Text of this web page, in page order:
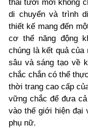
thái tươi mới không
di chuyển và trình
thiết kế mang đến
cơ thể năng động
chúng là kết quả
sâu và sáng tạo về
chắc chắn có thể
thời trang cao cấp
vững chắc để đưa
vào thế giới hiện
phụ nữ.